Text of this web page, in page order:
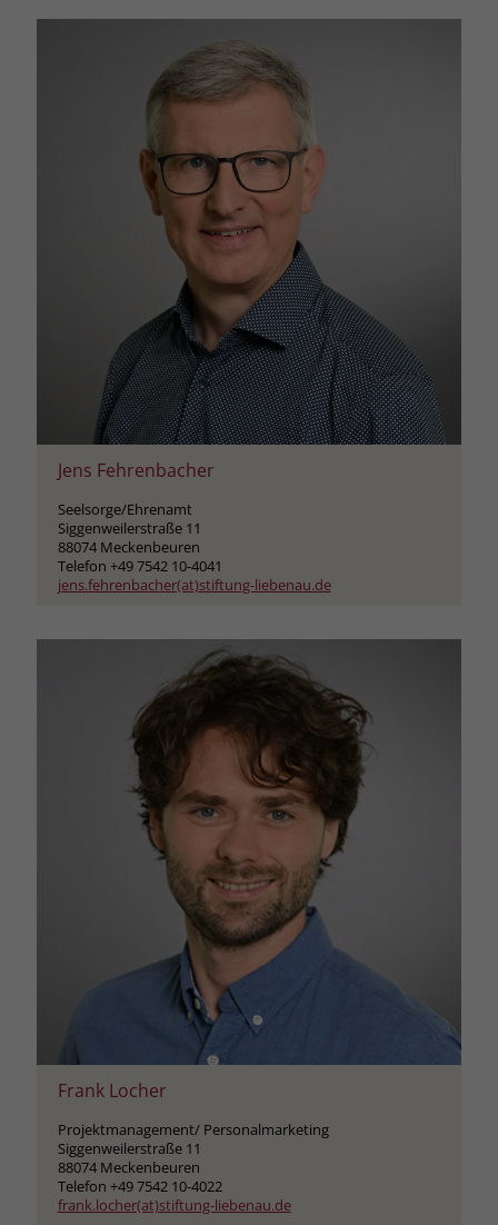
Jens Fehrenbacher
Seelsorge/Ehrenamt
Siggenweilerstraße 11
88074 Meckenbeuren
Telefon +49 7542 10-4041
jens.fehrenbacher(at)stiftung-liebenau.de
Frank Locher
Projektmanagement/ Personalmarketing
Siggenweilerstraße 11
88074 Meckenbeuren
Telefon +49 7542 10-4022
frank.locher(at)stiftung-liebenau.de